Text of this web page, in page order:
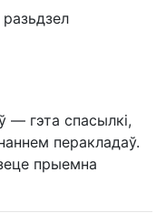
гэта спасылкі,
перакладаў.
прыемна